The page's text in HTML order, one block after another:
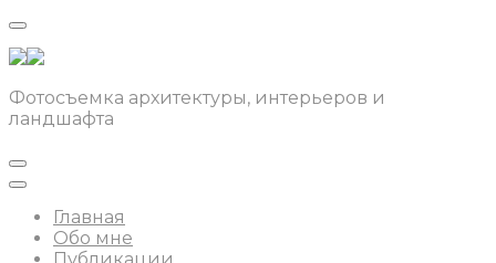
Фотосъемка архитектуры, интерьеров и
ландшафта
Главная
Обо мне